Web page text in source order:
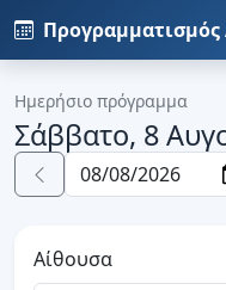
Ημερήσιο πρόγραμμα
Σάββατο, 8
Αίθουσα